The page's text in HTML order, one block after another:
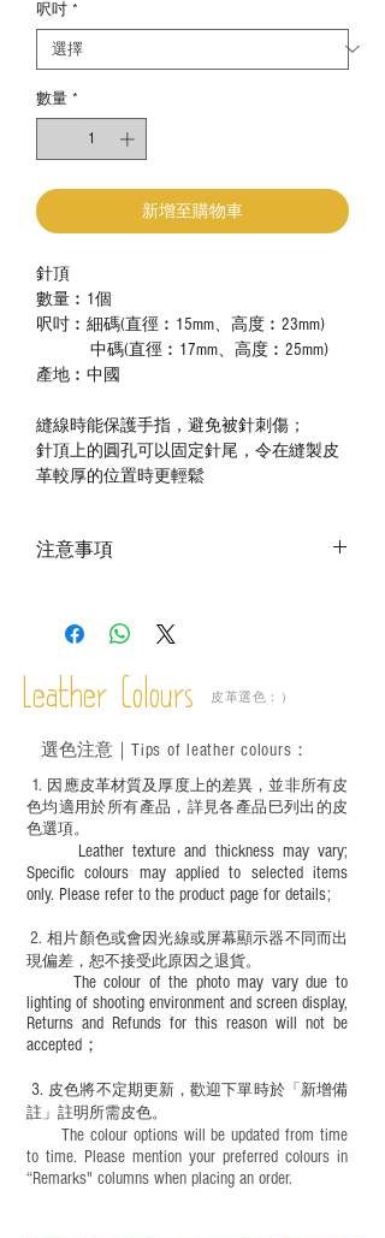
呎吋 *
數量 *
新增至購物車
針頂
數量︰ 1個
呎吋︰細碼(直徑︰15mm、高度︰23mm)
中碼(直徑︰17mm、高度︰25mm)
產地︰中國
縫線時能保護手指，避免被針刺傷；
針頂上的圓孔可以固定針尾，令在縫製皮
革較厚的位置時更輕鬆
注意事項
－ 此產品含有細小配件、尖銳物件，恕不
必須由成年人陪同下使用並應小心處理。
Leather Colours 皮革選色：）
1. ​ 因應皮革材質及厚度上的差異，並非所有皮
色均適用於所有產品，詳見各產品巳列出的皮
色選項。
Leather texture and thickness may vary;
Specific colours may applied to selected items
only. Please refer to the product page for details;
​2.相片顏色或會因光線或屏幕顯示器不同而出
現偏差，恕不接受此原因之退貨。
The colour of the photo may vary due to
lighting of shooting environment and screen display,
Returns and Refunds for this reason will not be
accepted；
3. 皮色將不定期更新，歡迎下單時於「新增備
註」註明 所需皮色。
The colour options will be updated from time
to time. Please mention your preferred colours in
“Remarks" columns when placing an order.
選色注意｜ Tips of leather colours ：